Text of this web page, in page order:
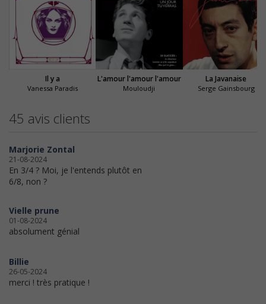
Il y a
Vanessa Paradis
L'amour l'amour l'amour
Mouloudji
La Javanaise
Serge Gainsbourg
45 avis clients
Marjorie Zontal
21-08-2024
En 3/4 ? Moi, je l'entends plutôt en
6/8, non ?
Vielle prune
01-08-2024
absolument génial
Billie
26-05-2024
merci ! très pratique !